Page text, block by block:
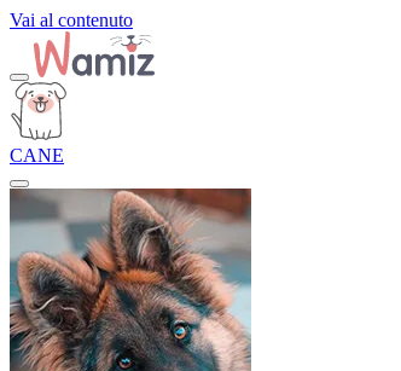
Vai al contenuto
CANE